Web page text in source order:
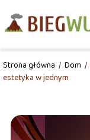
Strona główna / Dom /
estetyka w jednym